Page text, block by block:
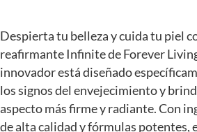
Despierta tu belleza y cuida tu piel
reafirmante Infinite de Forever
innovador está diseñado
los signos del envejecimiento y
aspecto más firme y radiante. Con
de alta calidad y fórmulas potentes,